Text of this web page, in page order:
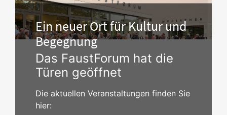
Ein neuer Ort für Kultur und
Begegnung
Das FaustForum hat die
Türen geöffnet
Die aktuellen Veranstaltungen finden Sie
hier: